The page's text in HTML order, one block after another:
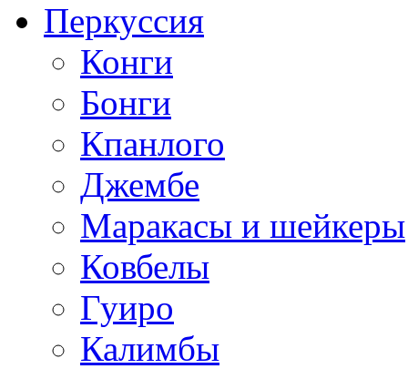
Перкуссия
Конги
Бонги
Кпанлого
Джембе
Маракасы и шейкеры
Ковбелы
Гуиро
Калимбы